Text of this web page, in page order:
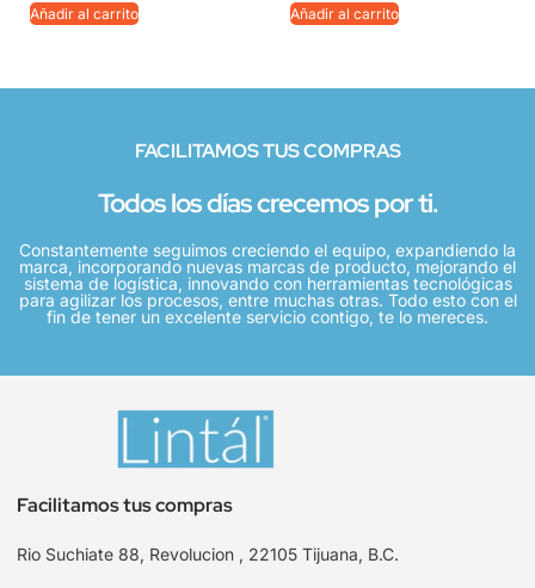
Añadir al carrito Añadir al carrito
FACILITAMOS TUS COMPRAS
Todos los días crecemos por ti.
Constantemente seguimos creciendo el equipo, expandiendo la
marca, incorporando nuevas marcas de producto, mejorando el
sistema de logística, innovando con herramientas tecnológicas
para agilizar los procesos, entre muchas otras. Todo esto con el
fin de tener un excelente servicio contigo, te lo mereces.
Facilitamos tus compras
Rio Suchiate 88, Revolucion , 22105 Tijuana, B.C.